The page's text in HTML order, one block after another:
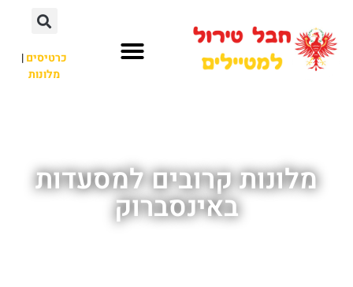
כרטיסים|
מלונות
מלונות קרובים למסעדות
באינסברוק